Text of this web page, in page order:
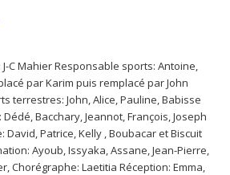
J-C Mahier Responsable sports: Antoine,
par Karim puis remplacé par John
terrestres: John, Alice, Pauline, Babisse
Dédé, Bacchary, Jeannot, François, Joseph
David, Patrice, Kelly , Boubacar et Biscuit
Ayoub, Issyaka, Assane, Jean-Pierre,
Chorégraphe: Laetitia Réception: Emma,